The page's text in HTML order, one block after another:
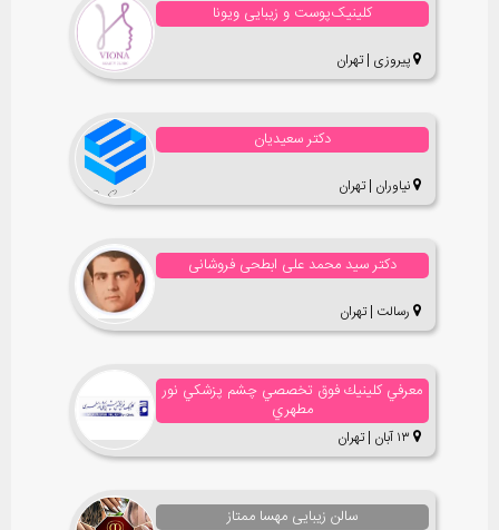
کلینیک‌پوست و زیبایی ویونا
پیروزی | تهران
دکتر سعیدیان
نیاوران | تهران
دکتر سید محمد علی ابطحی فروشانی
رسالت | تهران
معرفي كلينيك فوق تخصصي چشم پزشكي نور
مطهري
۱۳ آبان | تهران
سالن زیبایی مهسا ممتاز